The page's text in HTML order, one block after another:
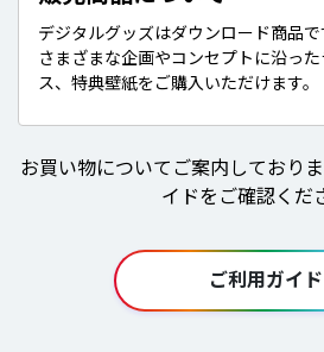
デジタルグッズはダウンロード商品で
さまざまな企画やコンセプトに沿っ
ス、特典壁紙をご購入いただけます。
お買い物についてご案内しており
イドをご確認くだ
ご利用ガイド